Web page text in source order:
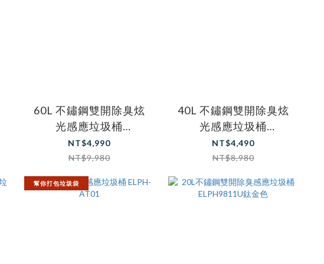
60L 不鏽鋼雙開除臭炫
光感應垃圾桶
ELPH248DU
NT$4,990
NT$9,980
40L 不鏽鋼雙開除臭炫
光感應垃圾桶
ELPH238DU
NT$4,490
NT$8,980
幫你打包垃圾袋